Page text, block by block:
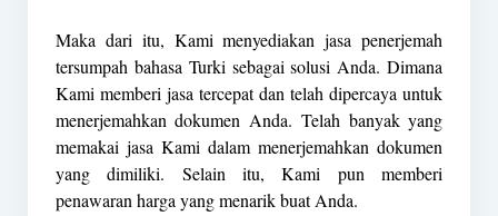
Maka dari itu, Kami menyediakan jasa penerjemah
tersumpah bahasa Turki sebagai solusi Anda. Dimana
Kami memberi jasa tercepat dan telah dipercaya untuk
menerjemahkan dokumen Anda. Telah banyak yang
memakai jasa Kami dalam menerjemahkan dokumen
yang dimiliki. Selain itu, Kami pun memberi
penawaran harga yang menarik buat Anda.